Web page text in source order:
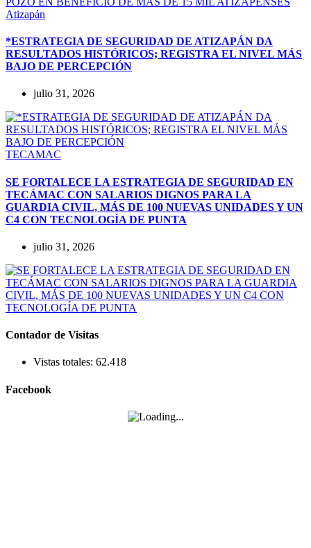
Atizapán
*ESTRATEGIA DE SEGURIDAD DE ATIZAPÁN DA
RESULTADOS HISTÓRICOS; REGISTRA EL NIVEL MÁS
BAJO DE PERCEPCIÓN
julio 31, 2026
TECAMAC
SE FORTALECE LA ESTRATEGIA DE SEGURIDAD EN
TECÁMAC CON SALARIOS DIGNOS PARA LA
GUARDIA CIVIL, MÁS DE 100 NUEVAS UNIDADES Y UN
C4 CON TECNOLOGÍA DE PUNTA
julio 31, 2026
Contador de Visitas
Vistas totales: 62.418
Facebook